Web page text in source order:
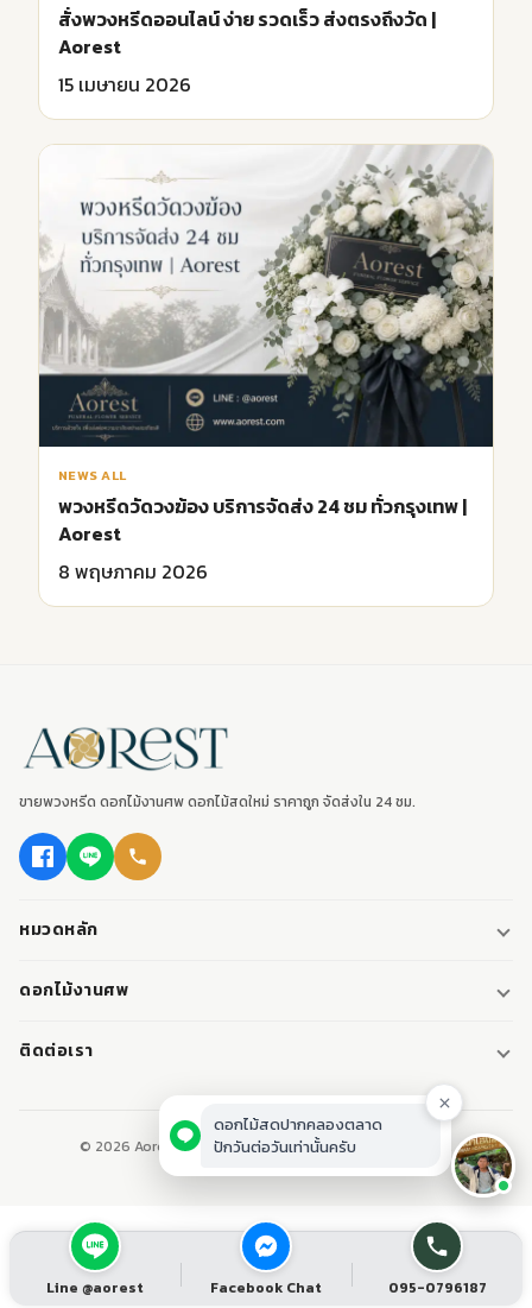
สั่งพวงหรีดออนไลน์ ง่าย รวดเร็ว ส่งตรงถึงวัด |
Aorest
15 เมษายน 2026
NEWS ALL
พวงหรีดวัดวงฆ้อง บริการจัดส่ง 24 ชม ทั่วกรุงเทพ |
Aorest
8 พฤษภาคม 2026
ขายพวงหรีด ดอกไม้งานศพ ดอกไม้สดใหม่ ราคาถูก จัดส่งใน 24 ชม.
หมวดหลัก
พวงหรีด
พวงหรีดมาลา
หรีดหนังสือ
ดอกไม้งานศพ
ดอกไม้หน้าศพ
ติดต่อเรา
ปากคลองตลาด เขตพระนคร กทม.
© 2026 Aorest. ขายพวงหรีด ดอกไม้งานศพ ปากคลองตลาด.
Line @aorest Facebook Chat 095-0796187